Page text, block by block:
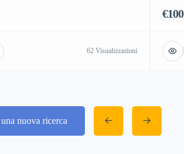
62 Visualizzazioni
€100
nuova ricerca